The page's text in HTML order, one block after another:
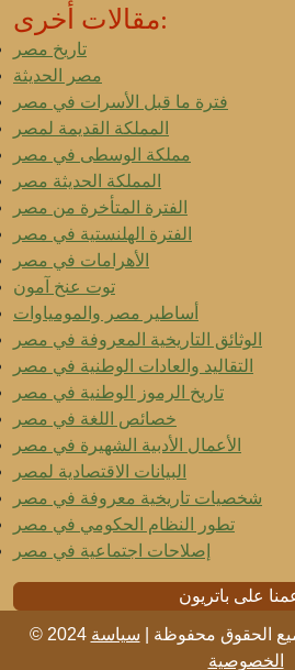
مقالات أخرى:
تاريخ مصر
مصر الحديثة
فترة ما قبل الأسرات في مصر
المملكة القديمة لمصر
مملكة الوسطى في مصر
المملكة الحديثة مصر
الفترة المتأخرة من مصر
الفترة الهلنستية في مصر
الأهرامات في مصر
توت عنخ آمون
أساطير مصر والمومياوات
الوثائق التاريخية المعروفة في مصر
التقاليد والعادات الوطنية في مصر
تاريخ الرموز الوطنية في مصر
خصائص اللغة في مصر
الأعمال الأدبية الشهيرة في مصر
البيانات الاقتصادية لمصر
شخصيات تاريخية معروفة في مصر
تطور النظام الحكومي في مصر
إصلاحات اجتماعية في مصر
على باتريون
| جميع الحقوق محفوظة | سياسة
الخصوصية